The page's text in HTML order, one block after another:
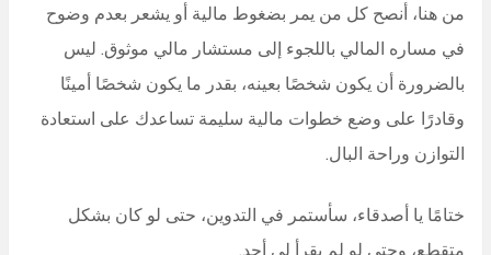
من هنا، أنصح كل من يمر بضغوط مالية أو يشعر بعدم وضوح
في مساره المالي باللجوء إلى مستشار مالي موثوق. ليس
بالضرورة أن يكون شخصًا بعينه، بقدر ما يكون شخصًا أمينًا
وقادرًا على وضع خطوات مالية سليمة تساعدك على استعادة
التوازن وراحة البال.
ختامًا يا أصدقاء، سأستمر في التدوين، حتى لو كان بشكل
متقطع، وحتى لو لم يقرأ لي أحد.